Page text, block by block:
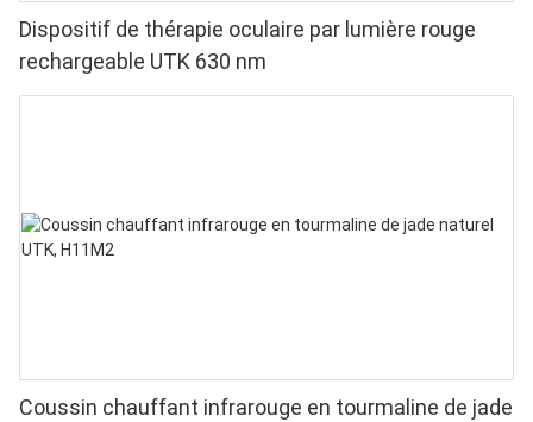
Dispositif de thérapie oculaire par lumière rouge
rechargeable UTK 630 nm
Coussin chauffant infrarouge en tourmaline de jade